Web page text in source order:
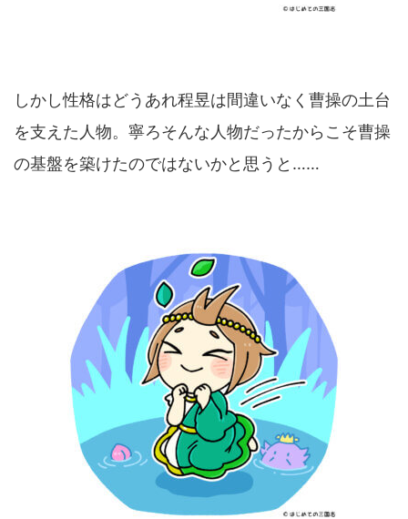
しかし性格はどうあれ程昱は間違いなく曹操の土台
を支えた人物。寧ろそんな人物だったからこそ曹操
の基盤を築けたのではないかと思うと……